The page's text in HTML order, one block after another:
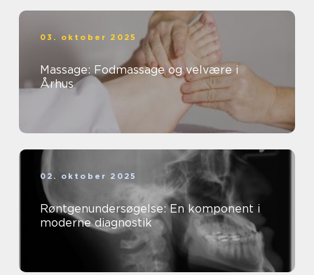
03. oktober 2025
Massage: Fodmassage og velvære i
Århus
02. oktober 2025
Røntgenundersøgelse: En komponent i
moderne diagnostik